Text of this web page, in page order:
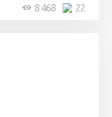
22
8 468